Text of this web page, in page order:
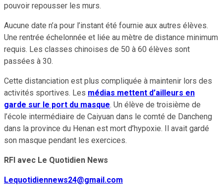
pouvoir repousser les murs.
Aucune date n’a pour l’instant été fournie aux autres élèves.
Une rentrée échelonnée et liée au mètre de distance minimum
requis. Les classes chinoises de 50 à 60 élèves sont
passées à 30.
Cette distanciation est plus compliquée à maintenir lors des
activités sportives. Les médias mettent d’ailleurs en
garde sur le port du masque. Un élève de troisième de
l’école intermédiaire de Caiyuan dans le comté de Dancheng
dans la province du Henan est mort d’hypoxie. Il avait gardé
son masque pendant les exercices.
RFI avec Le Quotidien News
Lequotidiennews24@gmail.com